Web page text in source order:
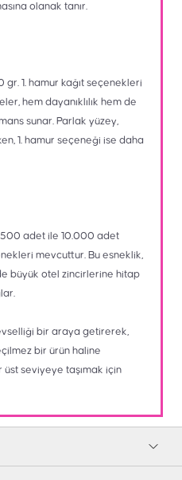
olanak tanır.
gr. 1. hamur kağıt seçenekleri
hem dayanıklılık hem de
sunar. Parlak yüzey,
1. hamur seçeneği ise daha
adet ile 10.000 adet
mevcuttur. Bu esneklik,
büyük otel zincirlerine hitap
bir araya getirerek,
bir ürün haline
üst seviyeye taşımak için